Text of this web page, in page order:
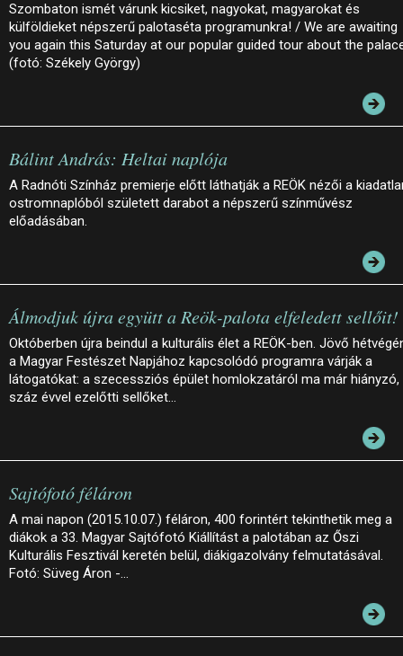
Szombaton ismét várunk kicsiket, nagyokat, magyarokat és
külföldieket népszerű palotaséta programunkra! / We are awaiting
you again this Saturday at our popular guided tour about the
(fotó: Székely György)
Bálint András: Heltai naplója
A Radnóti Színház premierje előtt láthatják a REÖK nézői a
ostromnaplóból született darabot a népszerű színművész
előadásában.
Álmodjuk újra együtt a Reök-palota elfeledett sellőit!
Októberben újra beindul a kulturális élet a REÖK-ben. Jövő
a Magyar Festészet Napjához kapcsolódó programra várják a
látogatókat: a szecessziós épület homlokzatáról ma már hiányzó,
száz évvel ezelőtti sellőket…
Sajtófotó féláron
A mai napon (2015.10.07.) féláron, 400 forintért tekinthetik meg a
diákok a 33. Magyar Sajtófotó Kiállítást a palotában az Őszi
Kulturális Fesztivál keretén belül, diákigazolvány felmutatásával.
Fotó: Süveg Áron -…